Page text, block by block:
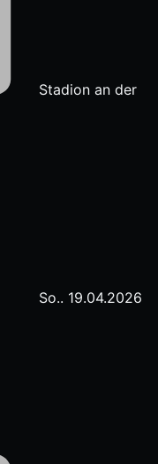
Stadion an der
So.. 19.04.2026